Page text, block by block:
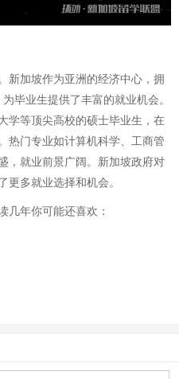
新加坡作为亚洲的经济中心，拥
毕业生提供了丰富的就业机会。
学等顶尖高校的硕士毕业生，在
热门专业如计算机科学、工商管
，就业前景广阔。新加坡政府对
更多就业选择和机会。
几年你可能还喜欢：